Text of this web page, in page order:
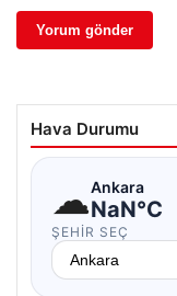
Hava Durumu
☁Ankara
NaN°C
ŞEHIR SEÇ